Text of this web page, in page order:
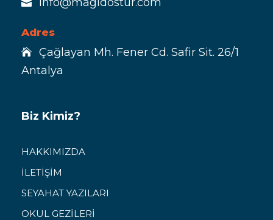
Adres
Çağlayan Mh. Fener Cd. Safir Sit. 26/1
Antalya
Biz Kimiz?
HAKKIMIZDA
İLETİŞİM
SEYAHAT YAZILARI
OKUL GEZİLERİ